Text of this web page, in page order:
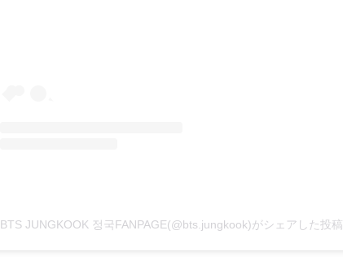
BTS JUNGKOOK 정국FANPAGE(@bts.jungkook)がシェアした投稿